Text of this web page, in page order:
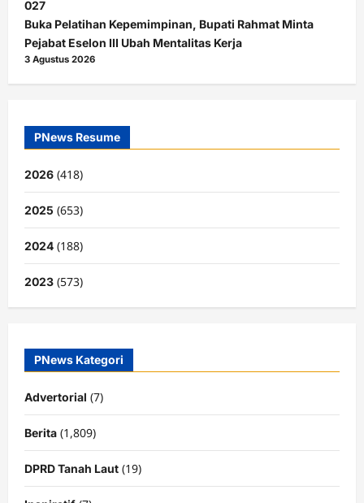
Buka Pelatihan Kepemimpinan, Bupati Rahmat Minta
Pejabat Eselon III Ubah Mentalitas Kerja
3 Agustus 2026
PNews Resume
2026 (418)
2025 (653)
2024 (188)
2023 (573)
PNews Kategori
Advertorial (7)
Berita (1,809)
DPRD Tanah Laut (19)